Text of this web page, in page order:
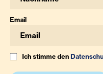
Email
Ich stimme den